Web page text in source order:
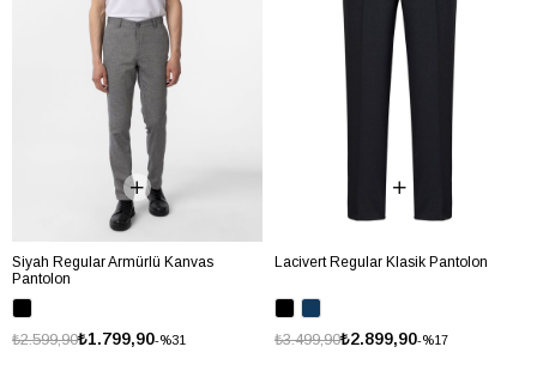
Siyah Regular Armürlü Kanvas
Pantolon
%31
₺1.799,90
₺2.599,90
Lacivert Regular Klasik Pantolon
%17
₺2.899,90
₺3.499,90